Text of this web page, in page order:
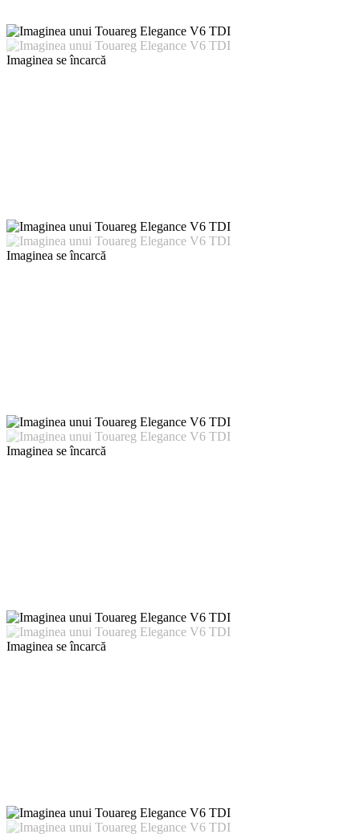
Imaginea se încarcă
Imaginea se încarcă
Imaginea se încarcă
Imaginea se încarcă